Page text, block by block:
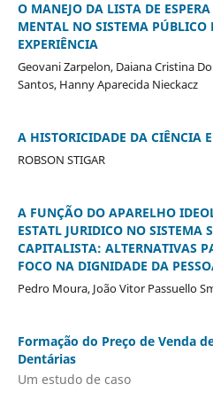
O MANEJO DA LISTA DE
MENTAL NO SISTEMA PÚBLICO
EXPERIÊNCIA
Geovani Zarpelon, Daiana Cristina
Santos, Hanny Aparecida Nieckacz
A HISTORICIDADE DA CIÊNCIA
ROBSON STIGAR
A FUNÇÃO DO APARELHO
ESTATL JURIDICO NO SISTEMA
CAPITALISTA: ALTERNATIVAS
FOCO NA DIGNIDADE DA
Pedro Moura, João Vitor Passuello
Formação do Preço de Venda
Dentárias
Um estudo de caso